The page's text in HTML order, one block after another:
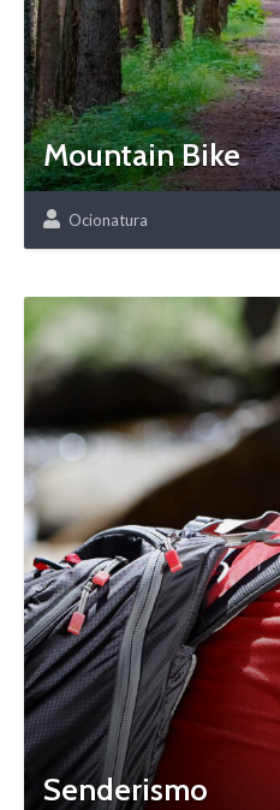
Mountain Bike
Ocionatura
Senderismo